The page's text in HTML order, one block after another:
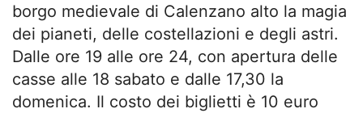
borgo medievale di Calenzano alto la magia
dei pianeti, delle costellazioni e degli astri.
Dalle ore 19 alle ore 24, con apertura delle
casse alle 18 sabato e dalle 17,30 la
domenica. Il costo dei biglietti è 10 euro